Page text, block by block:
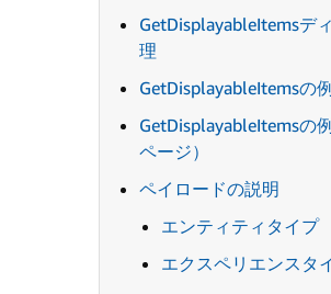
GetDisplayableItemsデ
理
GetDisplayableItemsの
GetDisplayableItemsの
ページ）
ペイロードの説明
エンティティタイプ
エクスペリエンスタ